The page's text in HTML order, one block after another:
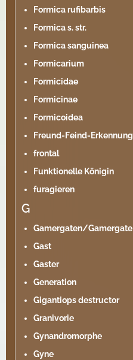
Formica rufibarbis
Formica s. str.
Formica sanguinea
Formicarium
Formicidae
Formicinae
Formicoidea
Freund-Feind-Erkennung
frontal
Funktionelle Königin
furagieren
G
Gamergaten/Gamergate
Gast
Gaster
Generation
Gigantiops destructor
Granivorie
Gynandromorphe
Gyne